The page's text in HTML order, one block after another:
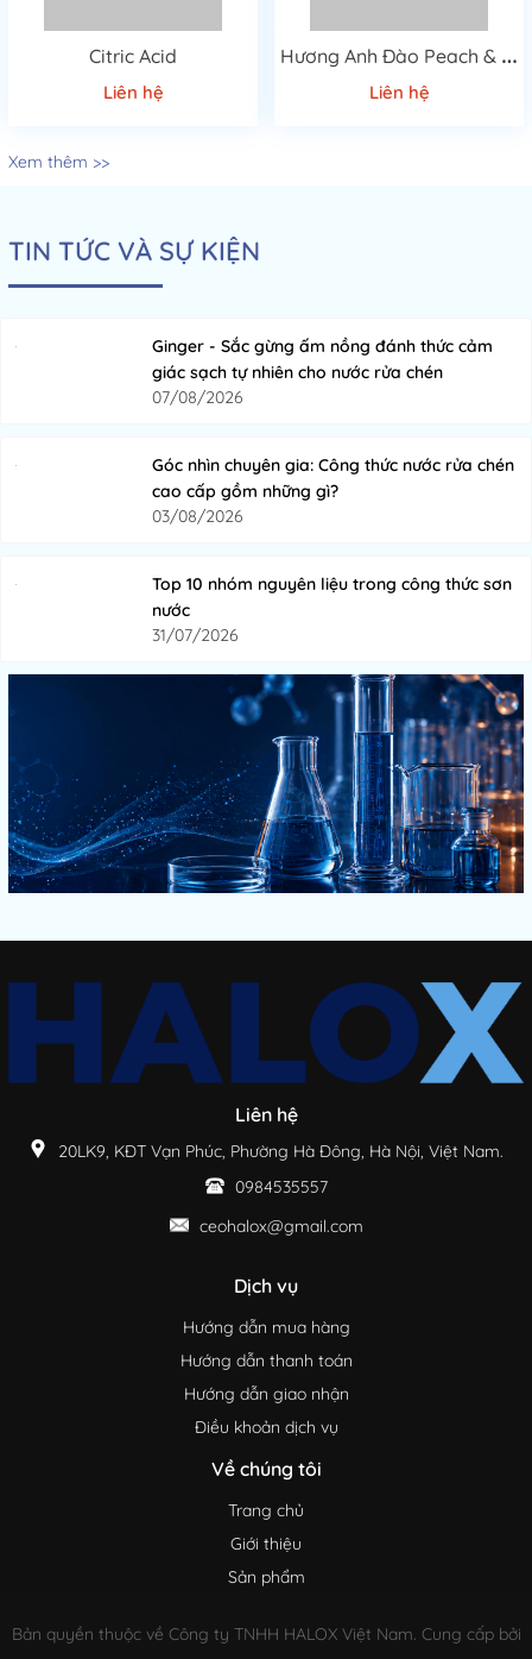
Citric Acid
Liên hệ
H
ương Anh Đào Peach & Rose
Liên hệ
Xem thêm >>
TIN TỨC VÀ SỰ KIỆN
Ginger - Sắc gừng ấm nồng đánh thức cảm
giác sạch tự nhiên cho nước rửa chén
07/08/2026
Góc nhìn chuyên gia: Công thức nước rửa chén
cao cấp gồm những gì?
03/08/2026
Top 10 nhóm nguyên liệu trong công thức sơn
nước
31/07/2026
Liên hệ
20LK9, KĐT Vạn Phúc, Phường Hà Đông, Hà Nội, Việt Nam.
0984535557
ceohalox@gmail.com
Dịch vụ
Hướng dẫn mua hàng
Hướng dẫn thanh toán
Hướng dẫn giao nhận
Điều khoản dịch vụ
Về chúng tôi
Trang chủ
Giới thiệu
Sản phẩm
Bản quyền thuộc về Công ty TNHH HALOX Việt Nam. Cung cấp bởi